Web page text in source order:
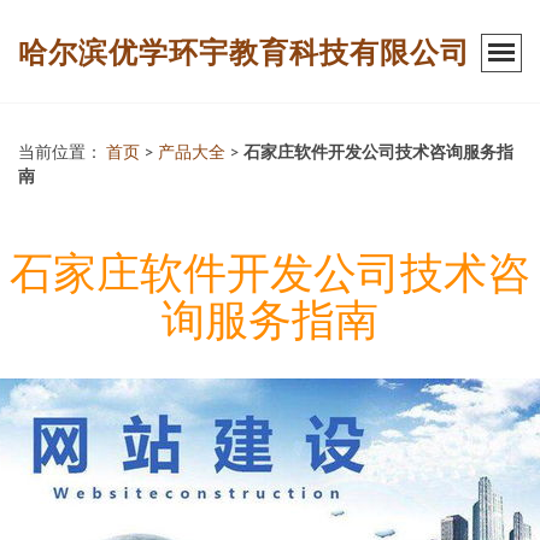
哈尔滨优学环宇教育科技有限公司
当前位置： 首页 > 产品大全 > 石家庄软件开发公司技术咨询服务指
南
石家庄软件开发公司技术咨
询服务指南